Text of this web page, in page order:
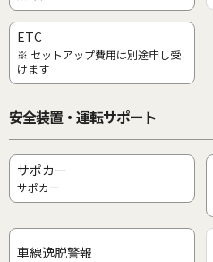
ETC
※ セットアップ費用は別途申し受
けます
安全装置・運転サポート
サポカー
サポカー
車線逸脱警報